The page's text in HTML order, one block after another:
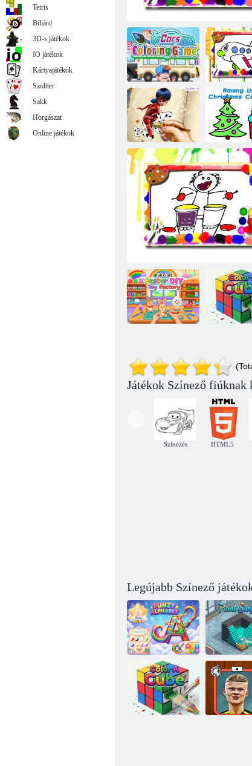
Tengeri lények kifestőkönyv
Madarak színező könyv
Autók színező
játék
Pontozott lány
színező könyv
Zenei kifestőkönyv
húsvéti
barkácsjátékgyár
Szín A
Játékok Színező fiúknak
Színezés HTML5
Legújabb Színező
Vicces ábécé Paint
Tetris
Biliárd
3D-s játékok
IO játékok
Kártyajátékok
Szoliter
Sakk
Horgászat
Online játékok